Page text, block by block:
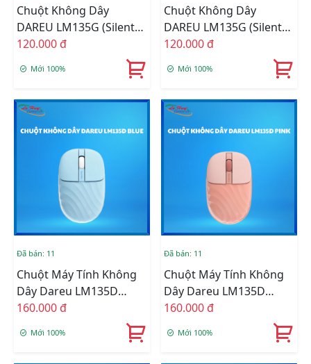
Chuột Không Dây
DAREU LM135G (Silent
SW) Blue
120.000 đ
Mới 100%
Chuột Không Dây
DAREU LM135G (Silent
SW) Black
120.000 đ
Mới 100%
Đã bán: 11
Chuột Máy Tính Không
Dây Dareu LM135D
Silent (Kết Nối –
2.4G) Xanh
160.000 đ
Mới 100%
Đã bán: 11
Chuột Máy Tính Không
Dây Dareu LM135D
Silent (Kết Nối –
2.4G) Đỏ
160.000 đ
Mới 100%